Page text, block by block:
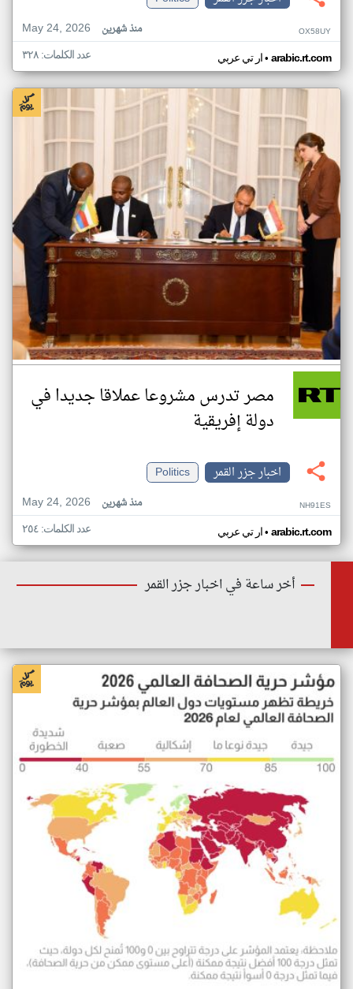
May 24, 2026
منذ شهرين OX58UY
ار تي عربي• arabic.rt.com عدد الكلمات: ٣٢٨
مصر تدرس مشروعا عملاقا جديدا في
دولة إفريقية
اخبار جزر القمر
Politics
May 24, 2026
منذ شهرين NH91ES
ار تي عربي• arabic.rt.com عدد الكلمات: ٢٥٤
أخر ساعة في اخبار جزر القمر